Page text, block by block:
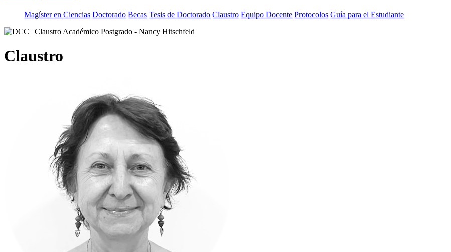
Magíster en Ciencias Doctorado Becas Tesis de Doctorado Claustro Equipo Docente Protocolos Guía para el Estudiante
Claustro